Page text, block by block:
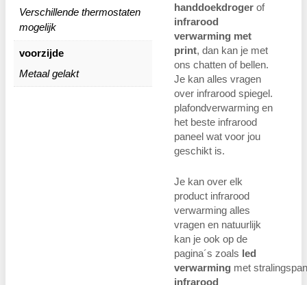
Verschillende thermostaten
mogelijk
voorzijde
Metaal gelakt
handdoekdroger of
infrarood
verwarming met
print, dan kan je met
ons chatten of bellen.
Je kan alles vragen
over infrarood spiegel.
plafondverwarming en
het beste infrarood
paneel wat voor jou
geschikt is.
Je kan over elk
product infrarood
verwarming alles
vragen en natuurlijk
kan je ook op de
pagina´s zoals led
verwarming met
infrarood